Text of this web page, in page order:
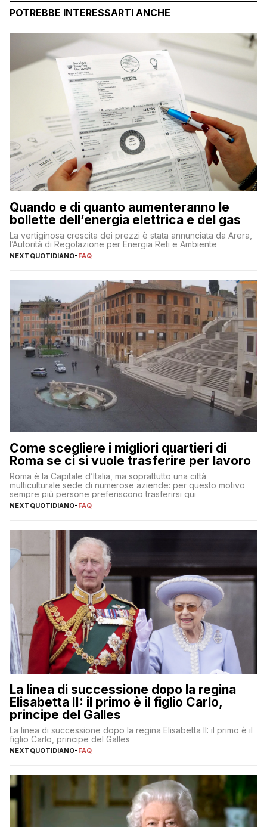
POTREBBE INTERESSARTI ANCHE
Quando e di quanto aumenteranno le
bollette dell’energia elettrica e del gas
La vertiginosa crescita dei prezzi è stata annunciata da Arera,
l’Autorità di Regolazione per Energia Reti e Ambiente
NEXTQUOTIDIANO-FAQ
Come scegliere i migliori quartieri di
Roma se ci si vuole trasferire per lavoro
Roma è la Capitale d’Italia, ma soprattutto una città
multiculturale sede di numerose aziende: per questo motivo
sempre più persone preferiscono trasferirsi qui
NEXTQUOTIDIANO-FAQ
La linea di successione dopo la regina
Elisabetta II: il primo è il figlio Carlo,
principe del Galles
La linea di successione dopo la regina Elisabetta II: il primo è il
figlio Carlo, principe del Galles
NEXTQUOTIDIANO-FAQ